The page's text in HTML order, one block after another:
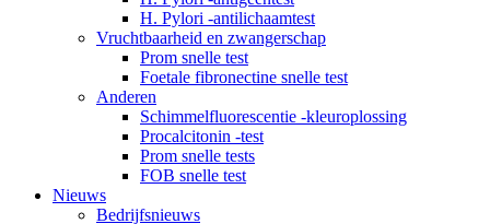
H. Pylori -antilichaamtest
Vruchtbaarheid en zwangerschap
Prom snelle test
Foetale fibronectine snelle test
Anderen
Schimmelfluorescentie -kleuroplossing
Procalcitonin -test
Prom snelle tests
FOB snelle test
Nieuws
Bedrijfsnieuws